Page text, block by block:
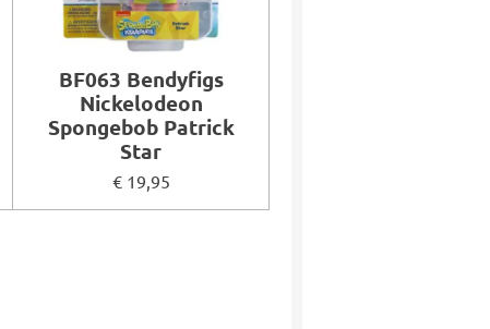
BF063 Bendyfigs
Nickelodeon
Spongebob Patrick
Star
€ 19,95